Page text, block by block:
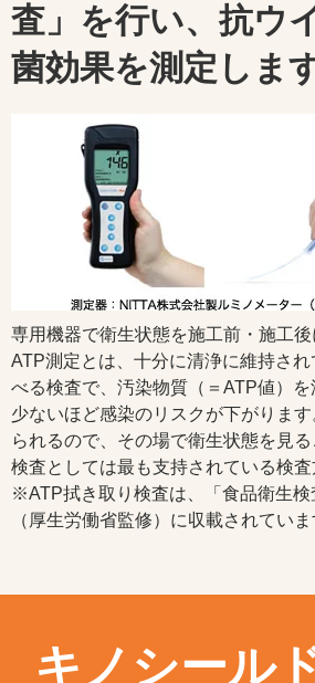
査」を行い、抗ウ
菌効果を測定しま
専用機器で衛生状態を施工前・施工後
ATP測定とは、十分に清浄に維持さ
べる検査で、汚染物質（＝ATP値）
少ないほど感染のリスクが下がりま
られるので、その場で衛生状態を見
検査としては最も支持されている検査
※ATP拭き取り検査は、「食品衛生検
（厚生労働省監修）に収載されていま
キノシール